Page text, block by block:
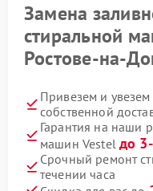
Замена
стиральной
Ростове-на-
Привезем и
собственной
Гарантия на наши
машин Vestel до
Срочный ремонт
течении часа